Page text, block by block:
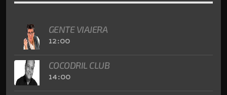
GENTE VIAJERA
12:00
COCODRIL CLUB
14:00